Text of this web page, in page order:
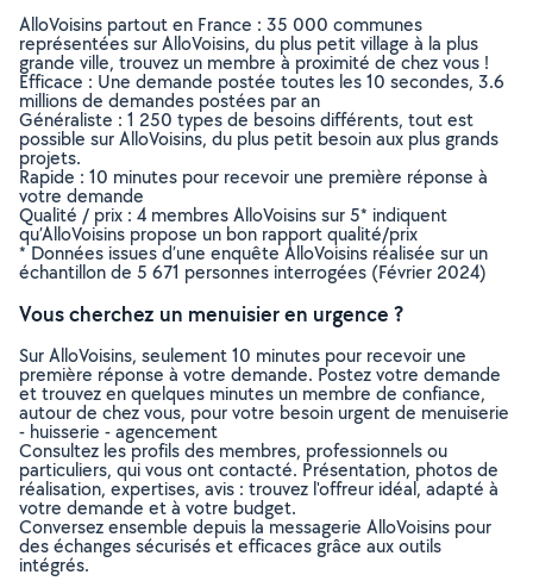
AlloVoisins partout en France : 35 000 communes
représentées sur AlloVoisins, du plus petit village à la plus
grande ville, trouvez un membre à proximité de chez vous !
Efficace : Une demande postée toutes les 10 secondes, 3.6
millions de demandes postées par an
Généraliste : 1 250 types de besoins différents, tout est
possible sur AlloVoisins, du plus petit besoin aux plus grands
projets.
Rapide : 10 minutes pour recevoir une première réponse à
votre demande
Qualité / prix : 4 membres AlloVoisins sur 5* indiquent
qu’AlloVoisins propose un bon rapport qualité/prix
* Données issues d’une enquête AlloVoisins réalisée sur un
échantillon de 5 671 personnes interrogées (Février 2024)
Vous cherchez un menuisier en urgence ?
Sur AlloVoisins, seulement 10 minutes pour recevoir une
première réponse à votre demande. Postez votre demande
et trouvez en quelques minutes un membre de confiance,
autour de chez vous, pour votre besoin urgent de menuiserie
- huisserie - agencement
Consultez les profils des membres, professionnels ou
particuliers, qui vous ont contacté. Présentation, photos de
réalisation, expertises, avis : trouvez l'offreur idéal, adapté à
votre demande et à votre budget.
Conversez ensemble depuis la messagerie AlloVoisins pour
des échanges sécurisés et efficaces grâce aux outils
intégrés.